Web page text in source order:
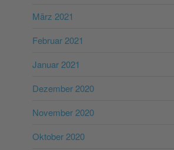
März 2021
Februar 2021
Januar 2021
Dezember 2020
November 2020
Oktober 2020